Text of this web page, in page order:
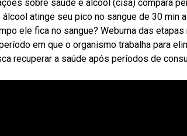
sobre saúde e álcool (cisa) compara
atinge seu pico no sangue de 30 min
ele fica no sangue? Webuma das
em que o organismo trabalha para
recuperar a saúde após períodos de